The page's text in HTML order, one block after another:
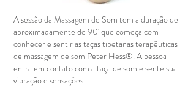
A sessão da Massagem de Som tem a duração de
aproximadamente de 90' que começa com
conhecer e sentir as taças tibetanas terapêuticas
de massagem de som Peter Hess®. A pessoa
entra em contato com a taça de som e sente sua
vibração e sensações.